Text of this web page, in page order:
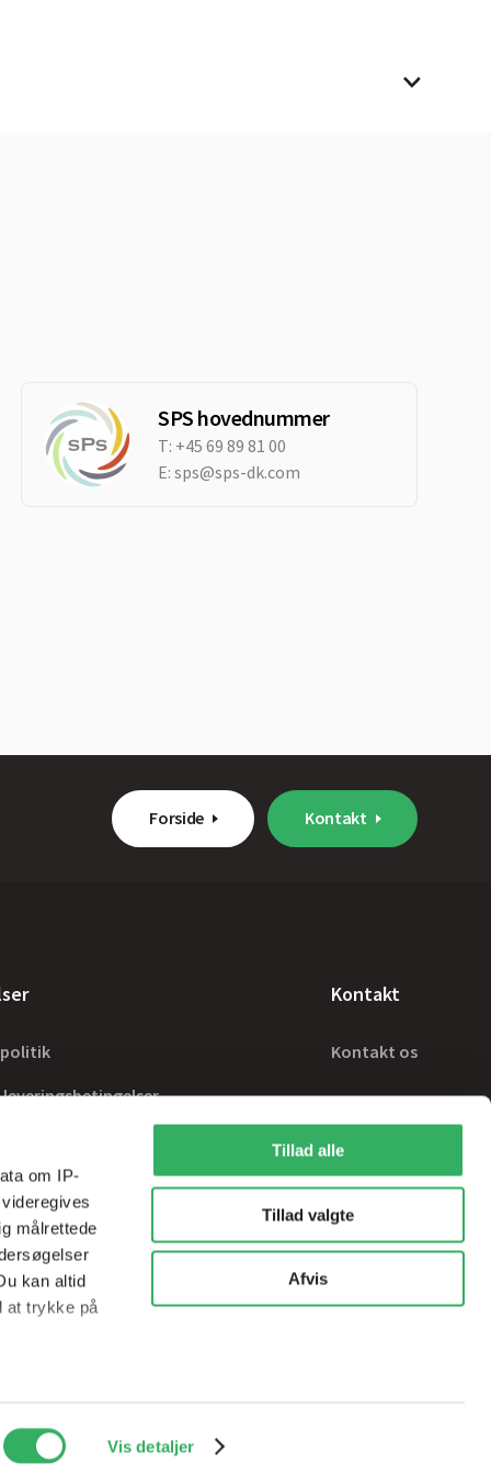
om IP-
målrettede
kan altid
at trykke på
medier og
vores
Vis detaljer
Tillad alle
Tillad valgte
Afvis
SPS hovednummer
T: +45 69 89 81 00
E: sps@sps-dk.com
Forside Kontakt
leveringsbetingelser
Kontakt
Kontakt os
dk.com